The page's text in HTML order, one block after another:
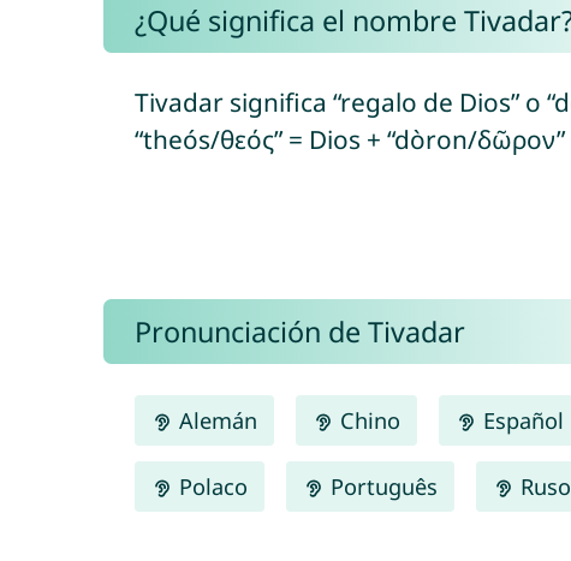
¿Qué significa el nombre
Tivadar significa “regalo de Dios” o
“theós/θεός” = Dios + “dòron/
Pronunciación de Tivadar
Alemán Chino Español
Polaco Português Ruso